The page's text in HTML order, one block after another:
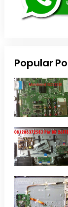
Popular